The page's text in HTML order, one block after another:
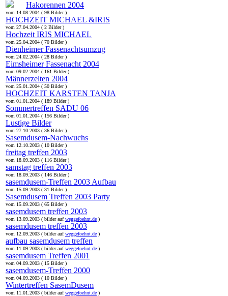
Hakorennen 2004
vom 14.08.2004 ( 98 Bilder )
HOCHZEIT MICHAEL &IRIS
vom 27.04.2004 ( 2 Bilder )
Hochzeit IRIS MICHAEL
vom 25.04.2004 ( 70 Bilder )
Dienheimer Fassenachtsumzug
vom 24.02.2004 ( 28 Bilder )
Eimsheimer Fassenacht 2004
vom 09.02.2004 ( 161 Bilder )
Männerzelten 2004
vom 25.01.2004 ( 50 Bilder )
HOCHZEIT KARSTEN TANJA
vom 01.01.2004 ( 189 Bilder )
Sommertreffen SADU 06
vom 01.01.2004 ( 156 Bilder )
Lustige Bilder
vom 27.10.2003 ( 36 Bilder )
Sasemdusem-Nachwuchs
vom 12.10.2003 ( 10 Bilder )
freitag treffen 2003
vom 18.09.2003 ( 116 Bilder )
samstag treffen 2003
vom 18.09.2003 ( 146 Bilder )
sasemdusem-Treffen 2003 Aufbau
vom 15.09.2003 ( 31 Bilder )
Sasemdusem Treffen 2003 Party
vom 15.09.2003 ( 65 Bilder )
sasemdusem treffen 2003
vom 13.09.2003 ( bilder aufweggefoehnt.de )
sasemdusem treffen 2003
vom 12.09.2003 ( bilder aufweggefoehnt.de )
aufbau sasemdusem treffen
vom 11.09.2003 ( bilder aufweggefoehnt.de )
sasemdusem Treffen 2001
vom 04.09.2003 ( 15 Bilder )
sasemdusem-Treffen 2000
vom 04.09.2003 ( 10 Bilder )
Wintertreffen SasemDusem
vom 11.01.2003 ( bilder aufweggefoehnt.de )